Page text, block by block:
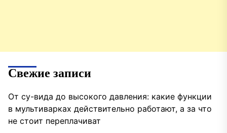
Свежие записи
От су-вида до высокого давления: какие функции
в мультиварках действительно работают, а за что
не стоит переплачиват